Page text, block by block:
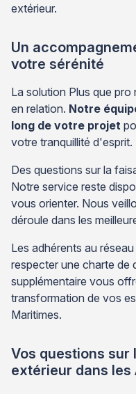
extérieur.
Un
votre sérénité
La solution Plus que pro
en relation. Notre
long de votre projet
votre tranquillité d'esprit.
Des questions sur la
Notre service reste
vous orienter. Nous
déroule dans les
Les adhérents au
respecter une charte de
supplémentaire vous
transformation de vos
Maritimes.
Vos questions
extérieur dans